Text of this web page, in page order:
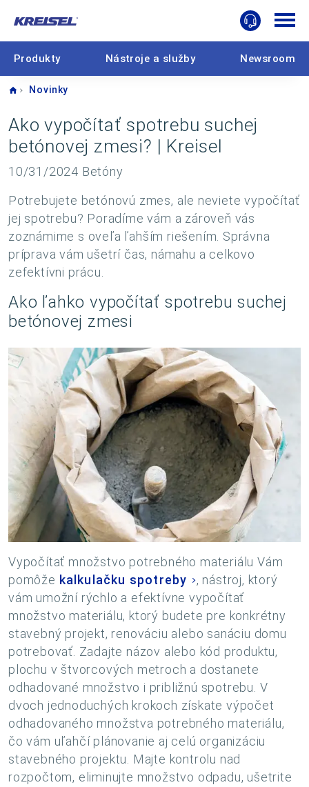
Produkty Nástroje a služby Newsroom
Home
Novinky
Ako vypočítať spotrebu suchej
betónovej zmesi? | Kreisel
10/31/2024 Betóny
Potrebujete betónovú zmes, ale neviete vypočítať
jej spotrebu? Poradíme vám a zároveň vás
zoznámime s oveľa ľahším riešením. Správna
príprava vám ušetrí čas, námahu a celkovo
zefektívni prácu.
Ako ľahko vypočítať spotrebu suchej
betónovej zmesi
Vypočítať množstvo potrebného materiálu Vám
pomôže kalkulačku spotreby
, nástroj, ktorý
vám umožní rýchlo a efektívne vypočítať
množstvo materiálu, ktorý budete pre konkrétny
stavebný projekt, renováciu alebo sanáciu domu
potrebovať. Zadajte názov alebo kód produktu,
plochu v štvorcových metroch a dostanete
odhadované množstvo i približnú spotrebu. V
dvoch jednoduchých krokoch získate výpočet
odhadovaného množstva potrebného materiálu,
čo vám uľahčí plánovanie aj celú organizáciu
stavebného projektu. Majte kontrolu nad
rozpočtom, eliminujte množstvo odpadu, ušetrite